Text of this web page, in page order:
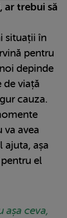
ar trebui să
situații în
pentru
depinde
de viață
cauza.
avea
ajuta, așa
el
așa ceva,